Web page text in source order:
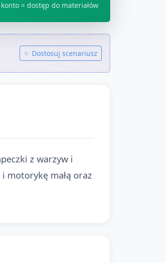
= dostęp do materiałów
✨ Dostosuj scenariusz
z warzyw i
motorykę małą oraz